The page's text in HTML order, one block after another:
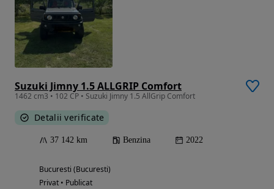
Suzuki Jimny 1.5 ALLGRIP Comfort
1462 cm3 • 102 CP • Suzuki Jimny 1.5 AllGrip Comfort
Detalii verificate
37 142 km Benzina 2022
Bucuresti (Bucuresti)
Privat • Publicat